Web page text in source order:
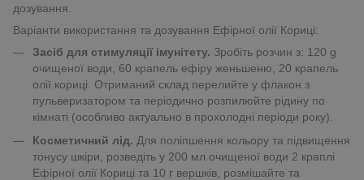
дозування.
Варіанти використання та дозування Ефірної олії Кориці:
Засіб для стимуляції імунітету. Зробіть розчин з: 120 g
очищеної води, 60 крапель ефіру женьшеню, 20 крапель
олії кориці. Отриманий склад перелийте у флакон з
пульверизатором та періодично розпилюйте рідину по
кімнаті (особливо актуально в прохолодні періоди року).
Косметичний лід. Для поліпшення кольору та підвищення
тонусу шкіри, розведіть у 200 мл очищеної води 2 краплі
Ефірної олії Кориці та 10 г вершків, розмішайте та